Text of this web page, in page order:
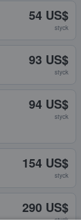
54 US$
styck
93 US$
styck
94 US$
styck
154 US$
styck
290 US$